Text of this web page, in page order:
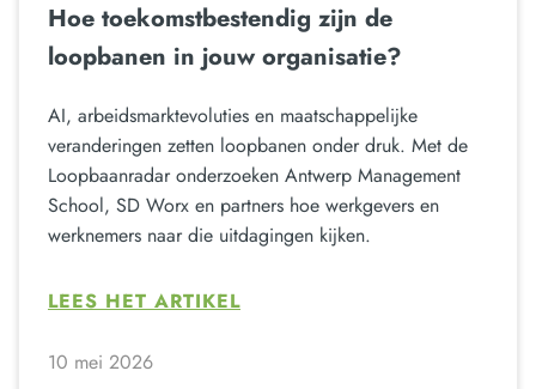
Hoe toekomstbestendig zijn de
loopbanen in jouw organisatie?
AI, arbeidsmarktevoluties en maatschappelijke
veranderingen zetten loopbanen onder druk. Met de
Loopbaanradar onderzoeken Antwerp Management
School, SD Worx en partners hoe werkgevers en
werknemers naar die uitdagingen kijken.
LEES HET ARTIKEL
10 mei 2026